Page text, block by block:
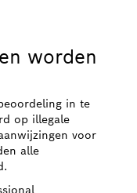
worden
in te
op illegale
voor
alle